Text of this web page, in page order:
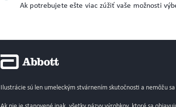
Ak potrebujete ešte viac zúžiť vaše možnosti
Ilustrácie sú len umeleckým stvárnením skutočnosti a nemôžu